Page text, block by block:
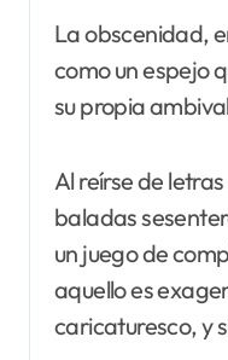
La obscenidad,
como un espejo
su propia
Al reírse de
baladas
un juego de
aquello es
caricaturesco, y